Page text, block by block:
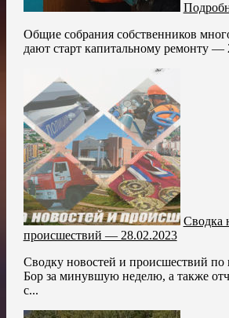
Общие собрания собственников
дают старт капитальному ремонту —
Сводка
происшествий — 28.02.2023
Сводку новостей и происшествий
Бор за минувшую неделю, а также
с...